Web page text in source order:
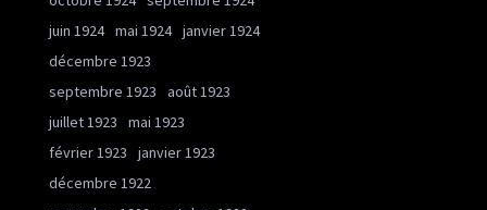
juin 1924 mai 1924 janvier 1924
décembre 1923
septembre 1923
août 1923
juillet 1923
mai 1923
février 1923
janvier 1923
décembre 1922